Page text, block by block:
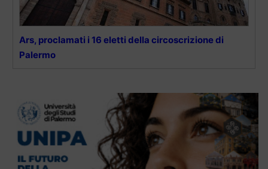
Ars, proclamati i 16 eletti della circoscrizione di
Palermo